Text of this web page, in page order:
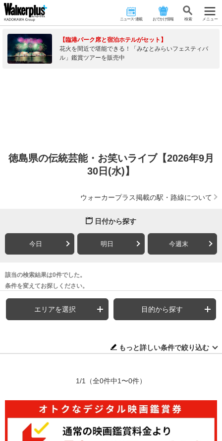
ニュース･連載 おでかけ情報 検 索 メニュー
【臨港パーク席と宿泊ホテルがセット】
花火を間近で堪能できる！「みなとみらいフェスティバ
ル」鑑賞ツアーを販売中
徳島県の伝統芸能・お笑いライブ【2026年9月
30日(水)】
ウォーカープラス掲載の駅・路線について
日付から探す
今日 明日 今週末
該当の検索結果は0件でした。
条件を変えてお探しください。
エリアを選択 目的から探す
もっと詳しい条件で絞り込む
1/1 （全0件中1〜0件）